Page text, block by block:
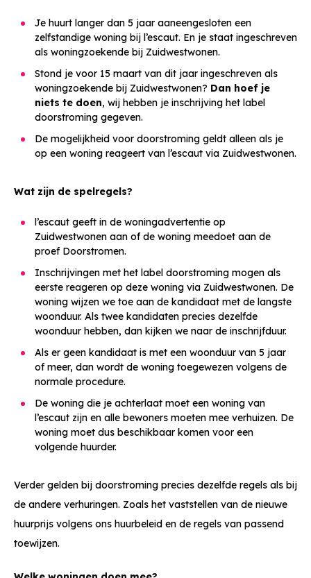
Je huurt langer dan 5 jaar aaneengesloten een
zelfstandige woning bij l’escaut. En je staat ingeschreven
als woningzoekende bij Zuidwestwonen.
Stond je voor 15 maart van dit jaar ingeschreven als
woningzoekende bij Zuidwestwonen? Dan hoef je
niets te doen, wij hebben je inschrijving het label
doorstroming gegeven.
De mogelijkheid voor doorstroming geldt alleen als je
op een woning reageert van l’escaut via Zuidwestwonen.
Wat zijn de spelregels?
l’escaut geeft in de woningadvertentie op
Zuidwestwonen aan of de woning meedoet aan de
proef Doorstromen.
Inschrijvingen met het label doorstroming mogen als
eerste reageren op deze woning via Zuidwestwonen. De
woning wijzen we toe aan de kandidaat met de langste
woonduur. Als twee kandidaten precies dezelfde
woonduur hebben, dan kijken we naar de inschrijfduur.
Als er geen kandidaat is met een woonduur van 5 jaar
of meer, dan wordt de woning toegewezen volgens de
normale procedure.
De woning die je achterlaat moet een woning van
l’escaut zijn en alle bewoners moeten mee verhuizen. De
woning moet dus beschikbaar komen voor een
volgende huurder.
Verder gelden bij doorstroming precies dezelfde regels als bij
de andere verhuringen. Zoals het vaststellen van de nieuwe
huurprijs volgens ons huurbeleid en de regels van passend
toewijzen.